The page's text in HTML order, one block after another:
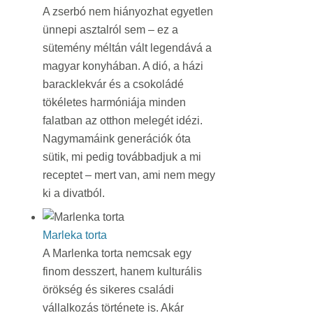
A zserbó nem hiányozhat egyetlen
ünnepi asztalról sem – ez a
sütemény méltán vált legendává a
magyar konyhában. A dió, a házi
baracklekvár és a csokoládé
tökéletes harmóniája minden
falatban az otthon melegét idézi.
Nagymamáink generációk óta
sütik, mi pedig továbbadjuk a mi
receptet – mert van, ami nem megy
ki a divatból.
Marleka torta
A Marlenka torta nemcsak egy
finom desszert, hanem kulturális
örökség és sikeres családi
vállalkozás története is. Akár